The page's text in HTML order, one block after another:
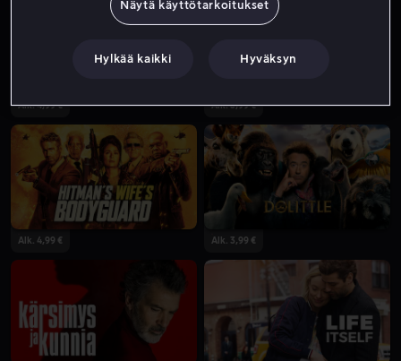
Alk. 4,99 € Alk. 3,99 €
Alk. 4,99 € Alk. 3,99 €
Näytä käyttötarkoitukset
Hylkää kaikki Hyväksyn